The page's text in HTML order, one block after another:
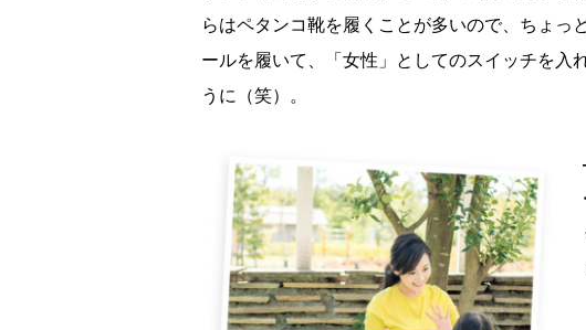
らはペタンコ靴を履くことが多いので、ちょっ
ールを履いて、「女性」としてのスイッチを入
うに（笑）。